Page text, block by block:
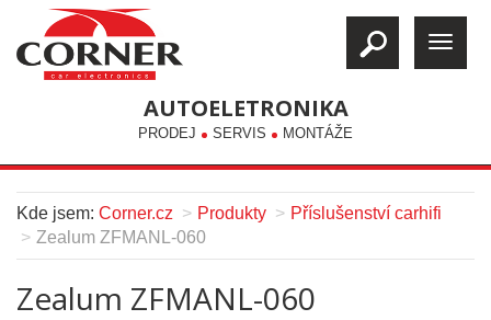
AUTOELETRONIKA
PRODEJ SERVIS MONTÁŽE
Kde jsem: Corner.cz Produkty
Příslušenství carhifi
Zealum ZFMANL-060
Zealum ZFMANL-060